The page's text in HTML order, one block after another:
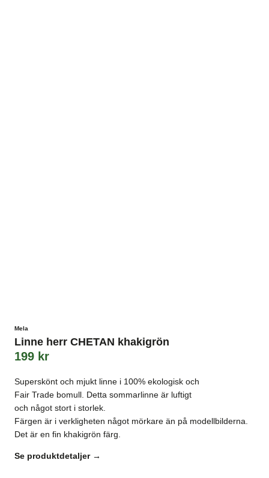
Mela
Linne herr CHETAN khakigrön
199 kr
Superskönt och mjukt linne i 100% ekologisk och
Fair Trade bomull. Detta sommarlinne är luftigt
och något stort i storlek.
Färgen är i verkligheten något mörkare än på modellbilderna.
Det är en fin khakigrön färg.
Se produktdetaljer →